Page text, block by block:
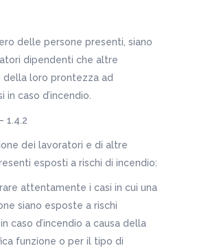
delle persone presenti, siano
dipendenti che altre
della loro prontezza ad
in caso d’incendio.
1.4.2
dei lavoratori e di altre
esposti a rischi di incendio:
attentamente i casi in cui una
siano esposte a rischi
caso d’incendio a causa della
funzione o per il tipo di